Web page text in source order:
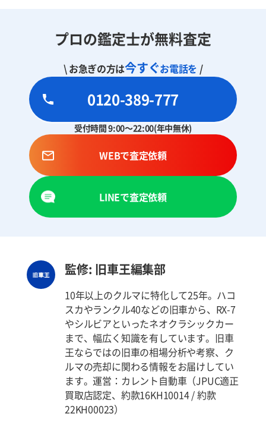
プロの鑑定士が無料査定
\ お急ぎの方は今すぐお電話を /
0120-389-777
受付時間 9:00～22:00(年中無休)
WEBで査定依頼
LINEで査定依頼
監修: 旧車王編集部
10年以上のクルマに特化して25年。ハコ
スカやランクル40などの旧車から、RX-7
やシルビアといったネオクラシックカー
まで、幅広く知識を有しています。旧車
王ならではの旧車の相場分析や考察、ク
ルマの売却に関わる情報をお届けしてい
ます。運営：カレント自動車（JPUC適正
買取店認定、約款16KH10014 / 約款
22KH00023）